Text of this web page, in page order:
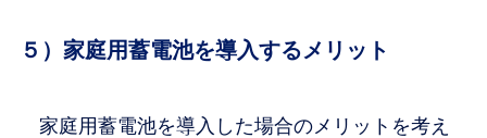
５）家庭用蓄電池を導入するメリット
家庭用蓄電池を導入した場合のメリットを考え